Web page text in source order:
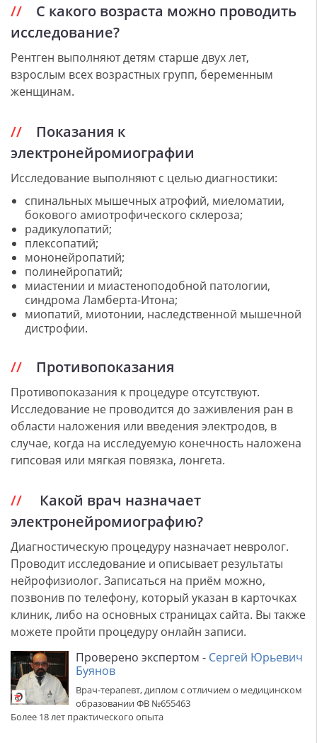
С какого возраста можно проводить
исследование?
Рентген выполняют детям старше двух лет,
взрослым всех возрастных групп, беременным
женщинам.
Показания к
электронейромиографии
Исследование выполняют с целью диагностики:
спинальных мышечных атрофий, миеломатии,
бокового амиотрофического склероза;
радикулопатий;
плексопатий;
мононейропатий;
полинейропатий;
миастении и миастеноподобной патологии,
синдрома Ламберта-Итона;
миопатий, миотонии, наследственной мышечной
дистрофии.
Противопоказания
Противопоказания к процедуре отсутствуют.
Исследование не проводится до заживления ран в
области наложения или введения электродов, в
случае, когда на исследуемую конечность наложена
гипсовая или мягкая повязка, лонгета.
Какой врач назначает
электронейромиографию?
Диагностическую процедуру назначает невролог.
Проводит исследование и описывает результаты
нейрофизиолог. Записаться на приём можно,
позвонив по телефону, который указан в карточках
клиник, либо на основных страницах сайта. Вы также
можете пройти процедуру онлайн записи.
Проверено экспертом - Сергей Юрьевич
Буянов
Врач-терапевт, диплом с отличием о медицинском
образовании ФВ №655463
Более 18 лет практического опыта